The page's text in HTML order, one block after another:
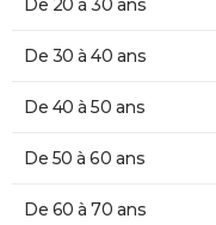
De 20 à 30 ans
De 30 à 40 ans
De 40 à 50 ans
De 50 à 60 ans
De 60 à 70 ans